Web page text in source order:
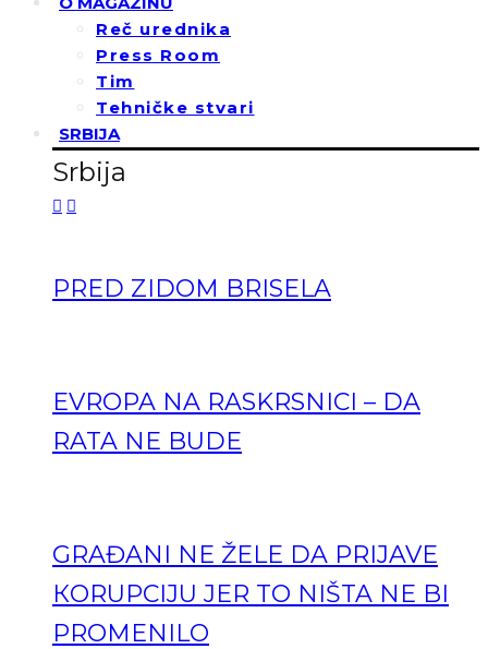
Reč urednika
Press Room
Tim
Tehničke stvari
SRBIJA
Srbija
PRED ZIDOM BRISELA
EVROPA NA RASKRSNICI – DA
RATA NE BUDE
GRAĐANI NE ŽELE DA PRIJAVE
КORUPCIJU JER TO NIŠTA NE BI
PROMENILO